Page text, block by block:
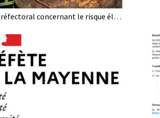
Arrêté préfectoral concernant le risque élevé des incendies